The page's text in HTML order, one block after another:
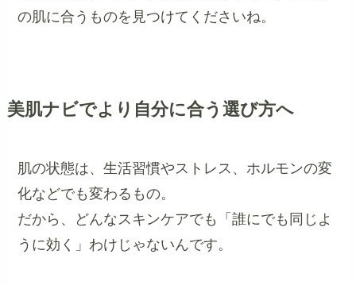
の肌に合うものを見つけてくださいね。
美肌ナビでより自分に合う選び方へ
肌の状態は、生活習慣やストレス、ホルモンの変
化などでも変わるもの。
だから、どんなスキンケアでも「誰にでも同じよ
うに効く」わけじゃないんです。